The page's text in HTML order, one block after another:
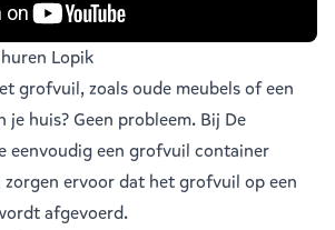
Lopik
grofvuil, zoals oude meubels of een
huis? Geen probleem. Bij De
eenvoudig een grofvuil container
zorgen ervoor dat het grofvuil op een
afgevoerd.